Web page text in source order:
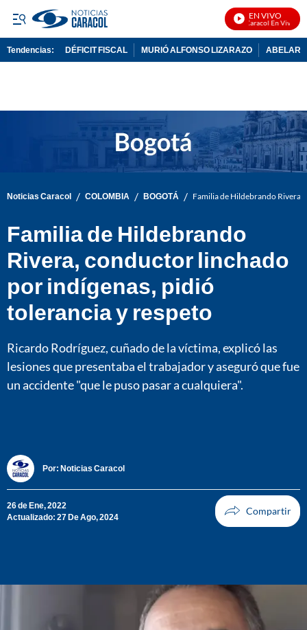
EN VIVO
Noticias Caracol En Vivo
Tendencias: DÉFICIT FISCAL MURIÓ ALFONSO LIZARAZO
Noticias Caracol / COLOMBIA / BOGOTÁ / Familia de Hildebrando
Familia de Hildebrando
Rivera, conductor linchado
por indígenas, pidió
tolerancia y respeto
Ricardo Rodríguez, cuñado de la víctima, explicó las
lesiones que presentaba el trabajador y aseguró que fue
un accidente "que le puso pasar a cualquiera".
Por: Noticias Caracol
26 de Ene, 2022
Actualizado: 27 De Ago, 2024